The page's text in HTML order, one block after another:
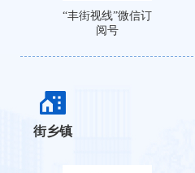
“丰街视线”微信订
阅号
街乡镇